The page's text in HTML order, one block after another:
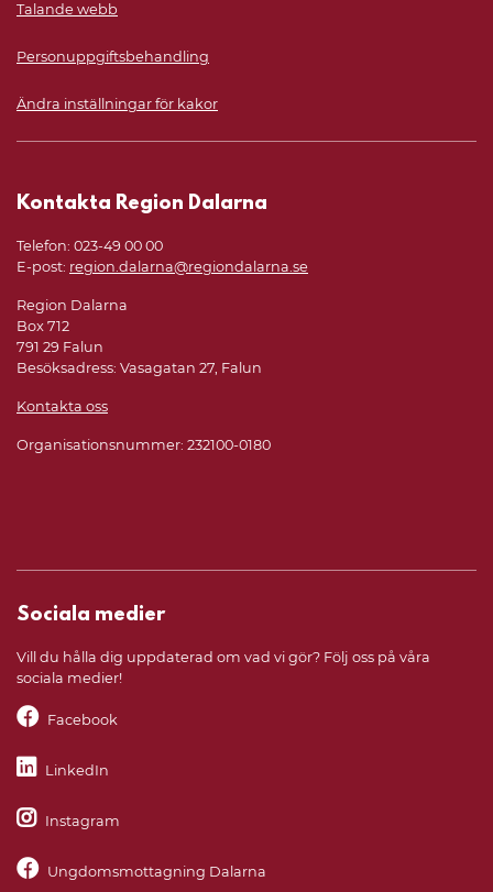
Talande webb
Personuppgiftsbehandling
Ändra inställningar för kakor
Kontakta Region Dalarna
Telefon: 023-49 00 00
E-post: region.dalarna@regiondalarna.se
Region Dalarna
Box 712
791 29 Falun
Besöksadress: Vasagatan 27, Falun
Kontakta oss
Organisationsnummer: 232100-0180
Sociala medier
Vill du hålla dig uppdaterad om vad vi gör? Följ oss på våra
sociala medier!
Facebook
LinkedIn
Instagram
Ungdomsmottagning Dalarna